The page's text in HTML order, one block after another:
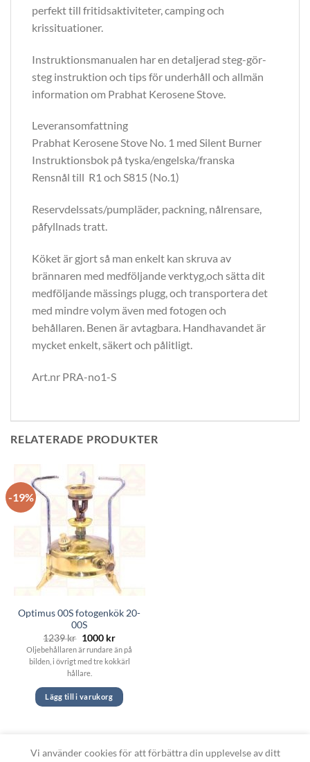
perfekt till fritidsaktiviteter, camping och
krissituationer.
Instruktionsmanualen har en detaljerad steg-gör-
steg instruktion och tips för underhåll och allmän
information om Prabhat Kerosene Stove.
Leveransomfattning
Prabhat Kerosene Stove No. 1 med Silent Burner
Instruktionsbok på tyska/engelska/franska
Rensnål till R1 och S815 (No.1)
Reservdelssats/pumpläder, packning, nålrensare,
påfyllnads tratt.
Köket är gjort så man enkelt kan skruva av
brännaren med medföljande verktyg,och sätta dit
medföljande mässings plugg, och transportera det
med mindre volym även med fotogen och
behållaren. Benen är avtagbara. Handhavandet är
mycket enkelt, säkert och pålitligt.
Art.nr PRA-no1-S
RELATERADE PRODUKTER
-19%
Optimus 00S fotogenkök 20-
00S
1239kr Det
ursprungliga
priset
var:
1239 kr.
1000 krDet
nuvarande
priset
är:
Oljebehållaren är rundare än på
bilden, i övrigt med tre kokkärl
hållare.
Lägg till i varukorg
Vi använder cookies för att förbättra din upplevelse av ditt